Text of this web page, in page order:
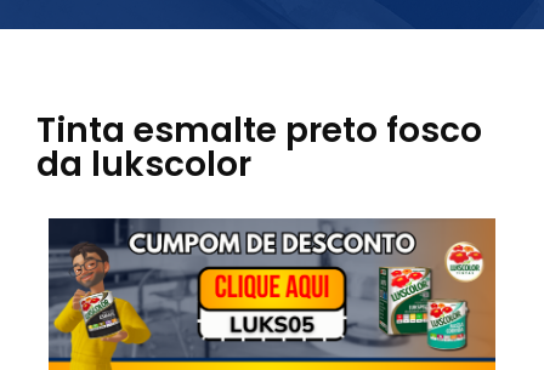
Tinta esmalte preto fosco
da lukscolor